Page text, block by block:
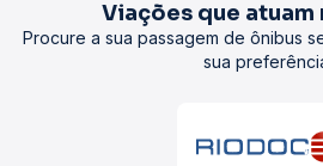
Viações que atuam
Procure a sua passagem de ônibus
sua